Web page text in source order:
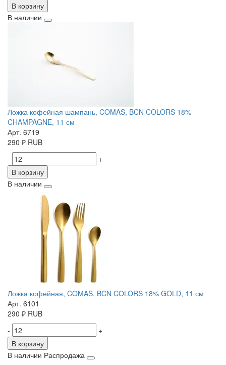
В корзину
В наличии
Ложка кофейная шампань, COMAS, BCN COLORS 18%
CHAMPAGNE, 11 см
Арт. 6719
290 ₽ RUB
-
+
В корзину
В наличии
Ложка кофейная, COMAS, BCN COLORS 18% GOLD, 11 см
Арт. 6101
290 ₽ RUB
-
+
В корзину
В наличии Распродажа